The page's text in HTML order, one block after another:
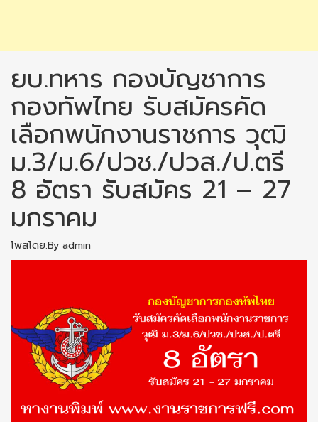
ยบ.ทหาร กองบัญชาการ
กองทัพไทย รับสมัครคัด
เลือกพนักงานราชการ วุฒิ
ม.3/ม.6/ปวช./ปวส./ป.ตรี
8 อัตรา รับสมัคร 21 – 27
มกราคม
โพสโดย:By admin